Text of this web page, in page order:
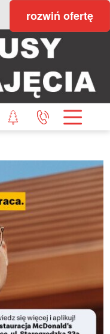
rozwiń ofertę